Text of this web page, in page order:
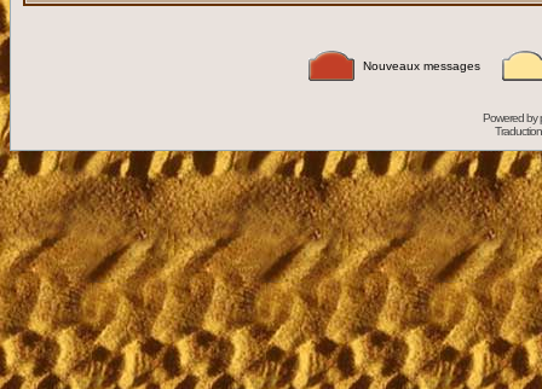
Nouveaux messages
Powered by